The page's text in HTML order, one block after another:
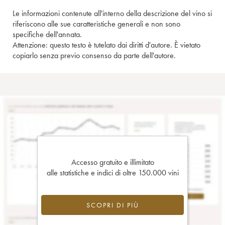
Le informazioni contenute all'interno della descrizione del vino si
riferiscono alle sue caratteristiche generali e non sono
specifiche dell'annata.
Attenzione: questo testo è tutelato dai diritti d'autore. È vietato
copiarlo senza previo consenso da parte dell'autore.
Accesso gratuito e illimitato
alle statistiche e indici di oltre 150.000 vini
SCOPRI DI PIÙ